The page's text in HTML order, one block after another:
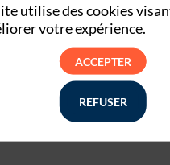
du contenu : rafraichissez
utilise des cookies
votre expérience.
ACCEPTER
REFUSER